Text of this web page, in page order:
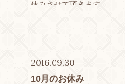
休みさせて頂きます。
2016.09.30
10月のお休み